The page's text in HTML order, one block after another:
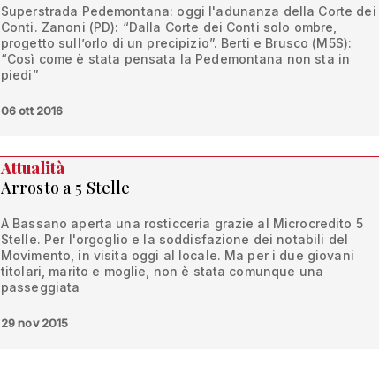
Superstrada Pedemontana: oggi l'adunanza della Corte dei
Conti. Zanoni (PD): “Dalla Corte dei Conti solo ombre,
progetto sull’orlo di un precipizio”. Berti e Brusco (M5S):
“Così come è stata pensata la Pedemontana non sta in
piedi”
06 ott 2016
Attualità
Arrosto a 5 Stelle
A Bassano aperta una rosticceria grazie al Microcredito 5
Stelle. Per l'orgoglio e la soddisfazione dei notabili del
Movimento, in visita oggi al locale. Ma per i due giovani
titolari, marito e moglie, non è stata comunque una
passeggiata
29 nov 2015